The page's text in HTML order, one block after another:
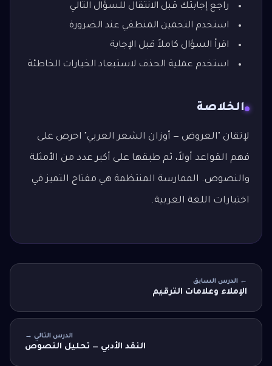
راجع إجابتك قبل الانتقال للسؤال التالي
استخدم التخمين المنطقي عند الضرورة
اقرأ السؤال كاملاً قبل الإجابة
استخدم عملية الحذف لاستبعاد الخيارات الخاطئة
الخلاصة
لإتقان "العروض — أوزان الشعر العربي" احرص على
فهم القواعد أولاً، ثم طبقها على أكبر عدد من الأمثلة
والنصوص. الممارسة المنتظمة هي مفتاح التميز في
اختبارات اللغة العربية.
← الدرس السابق
الإملاء وعلامات الترقيم
الدرس التالي →
النقد الأدبي — تحليل النصوص